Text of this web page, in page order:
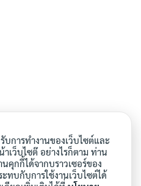
บการทำงานของเว็บไซต์และ
เว็บไซต๊ อย่างไรก็ตาม ท่าน
คุกกี้ได้จากบราวเซอร์ของ
ทบกับการใช้งานเว็บไซต์ได้